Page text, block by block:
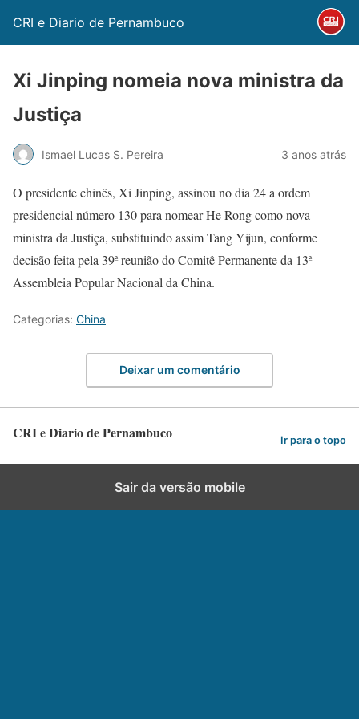
CRI e Diario de Pernambuco
Xi Jinping nomeia nova ministra da
Justiça
Ismael Lucas S. Pereira 3 anos atrás
O presidente chinês, Xi Jinping, assinou no dia 24 a ordem
presidencial número 130 para nomear He Rong como nova
ministra da Justiça, substituindo assim Tang Yijun, conforme
decisão feita pela 39ª reunião do Comitê Permanente da 13ª
Assembleia Popular Nacional da China.
Categorias: China
Deixar um comentário
CRI e Diario de Pernambuco Ir para o topo
Sair da versão mobile